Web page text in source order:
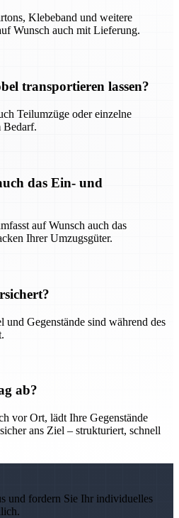
Klebeband und weitere
Wunsch auch mit Lieferung.
transportieren lassen?
Teilumzüge oder einzelne
Bedarf.
das Ein- und
auf Wunsch auch das
Ihrer Umzugsgüter.
Gegenstände sind während des
ab?
vor Ort, lädt Ihre Gegenstände
ans Ziel – strukturiert, schnell
und fordern Sie Ihr individuelles